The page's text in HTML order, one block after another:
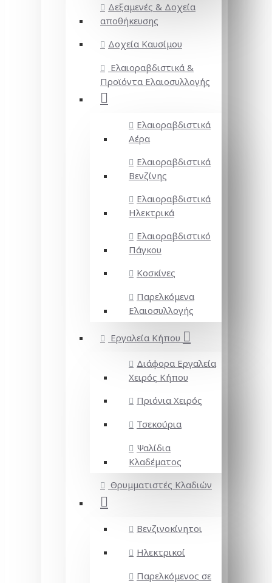
Δεξαμενές & Δοχεία
αποθήκευσης
Δοχεία Καυσίμου
Ελαιοραβδιστικά &
Προϊόντα Ελαιοσυλλογής
Ελαιοραβδιστικά
Αέρα
Ελαιοραβδιστικά
Βενζίνης
Ελαιοραβδιστικά
Ηλεκτρικά
Ελαιοραβδιστικό
Πάγκου
Κοσκίνες
Παρελκόμενα
Ελαιοσυλλογής
Εργαλεία Κήπου
Διάφορα Εργαλεία
Χειρός Κήπου
Πριόνια Χειρός
Τσεκούρια
Ψαλίδια
Κλαδέματος
Θρυμματιστές Κλαδιών
Βενζινοκίνητοι
Ηλεκτρικοί
Παρελκόμενος σε